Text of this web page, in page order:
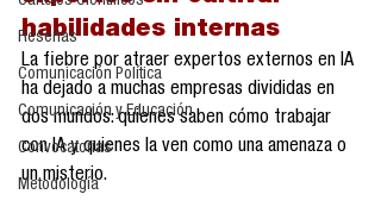
Reseñas
Comunicación Política
Comunicación y Educación
Convocatorias
Metodología
habilidades internas
La fiebre por atraer expertos externos en IA
ha dejado a muchas empresas divididas en
dos mundos: quienes saben cómo trabajar
con IA y quienes la ven como una amenaza o
un misterio.